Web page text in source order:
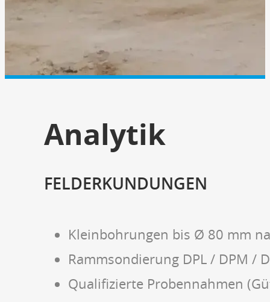
Analytik
FELDERKUNDUNGEN
Kleinbohrungen bis Ø 80 mm
Rammsondierung DPL / DPM /
Qualifizierte Probennahmen